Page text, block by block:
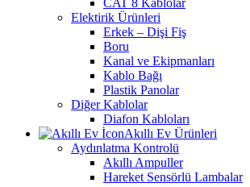
CAT 8 Kablolar
Elektirik Ürünleri
Erkek – Dişi Fiş
Boru
Kanal ve Ekipmanları
Kablo Bağı
Plastik Panolar
Diğer Kablolar
Diafon Kabloları
Akıllı Ev Ürünleri
Aydınlatma Kontrolü
Akıllı Ampuller
Hareket Sensörlü Lambalar